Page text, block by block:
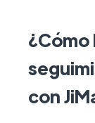
¿Cómo
con